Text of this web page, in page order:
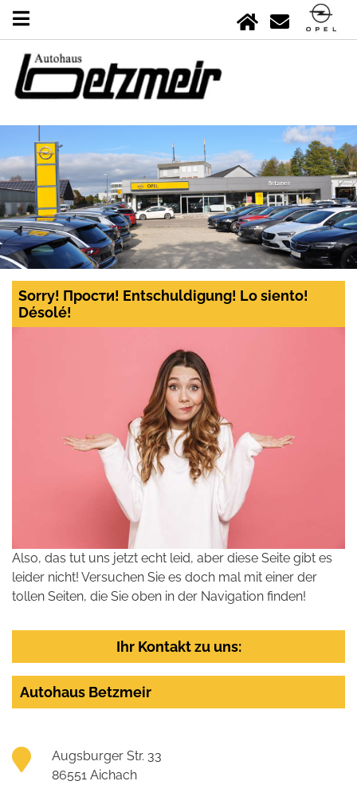
Sorry! Прости! Entschuldigung! Lo siento!
Désolé!
Also, das tut uns jetzt echt leid, aber diese Seite gibt es
leider nicht! Versuchen Sie es doch mal mit einer der
tollen Seiten, die Sie oben in der Navigation finden!
Ihr Kontakt zu uns:
Autohaus Betzmeir
Augsburger Str. 33
86551 Aichach